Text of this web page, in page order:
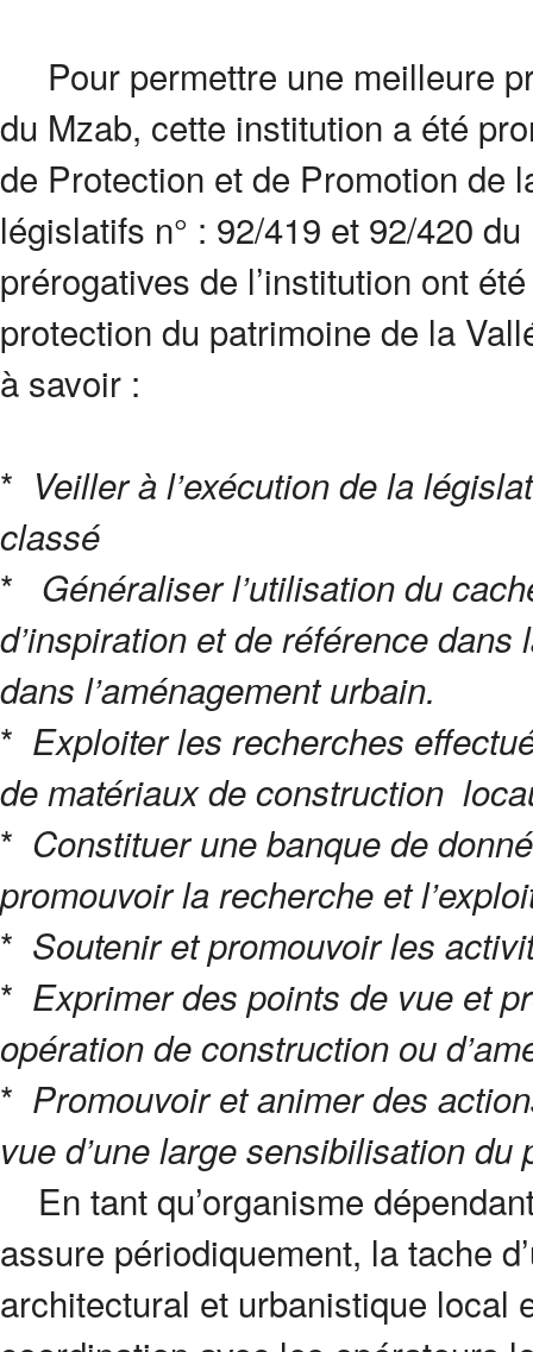
Pour permettre une meilleure
du Mzab, cette institution a été
de Protection et de Promotion de
législatifs n° : 92/419 et 92/420
prérogatives de l’institution ont
protection du patrimoine de la
à savoir :
* Veiller à l’exécution de la
classé
*
Généraliser l’utilisation du
d’inspiration et de référence
dans l’aménagement urbain.
* Exploiter les recherches
de matériaux de construction
* Constituer une banque de
promouvoir la recherche et
* Soutenir et promouvoir les
* Exprimer des points de vue et
opération de construction ou
* Promouvoir et animer des
vue d’une large sensibilisation du
En tant qu’organisme
assure périodiquement, la tache
architectural et urbanistique local